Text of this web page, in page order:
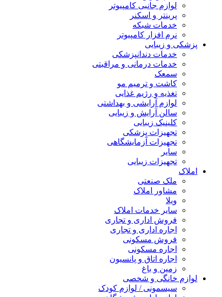
لوازم جانبی کامپیوتر
پرینتر و اسکنر
خدمات شبکه
نرم افزار کامپیوتر
پزشکی و زیبایی
خدمات دندانپزشکی
خدمات درمانی و مراقبتی
سمعک
کاشت و ترمیم مو
تغذیه و رژیم غذایی
لوازم آرایشی و بهداشتی
سالن آرایش و زیبایی
کلینیک زیبایی
تجهیزات پزشکی
تجهیزات آزمایشگاهی
سایر
تجهیزات زیبایی
املاک
ملک صنعتی
مشاور املاک
ویلا
سایر خدمات املاک
فروش اداری و تجاری
اجاره اداری و تجاری
فروش مسکونی
اجاره مسکونی
اجاره اتاق و پانسیون
زمین و باغ
لوازم خانگی و شخصی
سیسمونی / لوازم کودک